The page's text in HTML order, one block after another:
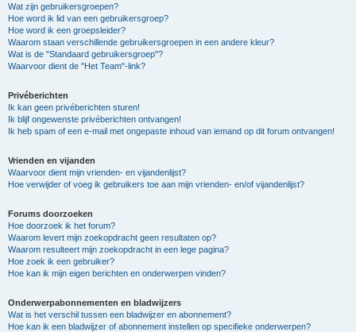
Wat zijn gebruikersgroepen?
Hoe word ik lid van een gebruikersgroep?
Hoe word ik een groepsleider?
Waarom staan verschillende gebruikersgroepen in een andere kleur?
Wat is de "Standaard gebruikersgroep"?
Waarvoor dient de "Het Team"-link?
Privéberichten
Ik kan geen privéberichten sturen!
Ik blijf ongewenste privéberichten ontvangen!
Ik heb spam of een e-mail met ongepaste inhoud van iemand op dit forum ontvangen!
Vrienden en vijanden
Waarvoor dient mijn vrienden- en vijandenlijst?
Hoe verwijder of voeg ik gebruikers toe aan mijn vrienden- en/of vijandenlijst?
Forums doorzoeken
Hoe doorzoek ik het forum?
Waarom levert mijn zoekopdracht geen resultaten op?
Waarom resulteert mijn zoekopdracht in een lege pagina?
Hoe zoek ik een gebruiker?
Hoe kan ik mijn eigen berichten en onderwerpen vinden?
Onderwerpabonnementen en bladwijzers
Wat is het verschil tussen een bladwijzer en abonnement?
Hoe kan ik een bladwijzer of abonnement instellen op specifieke onderwerpen?